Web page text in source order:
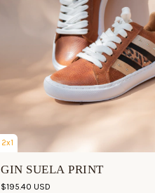
2x1
GIN SUELA PRINT
$195.40 USD